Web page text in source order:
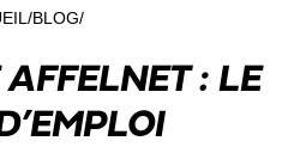
BLOG
: LE